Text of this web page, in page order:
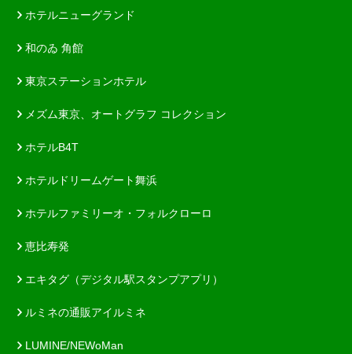
ホテルニューグランド
和のゐ 角館
東京ステーションホテル
メズム東京、オートグラフ コレクション
ホテルB4T
ホテルドリームゲート舞浜
ホテルファミリーオ・フォルクローロ
恵比寿発
エキタグ（デジタル駅スタンプアプリ）
ルミネの通販アイルミネ
LUMINE/NEWoMan